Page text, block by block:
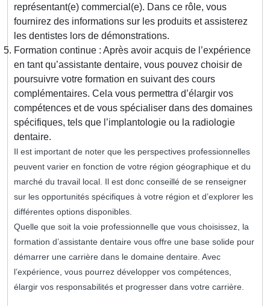
représentant(e) commercial(e). Dans ce rôle, vous
fournirez des informations sur les produits et assisterez
les dentistes lors de démonstrations.
Formation continue : Après avoir acquis de l’expérience
en tant qu’assistante dentaire, vous pouvez choisir de
poursuivre votre formation en suivant des cours
complémentaires. Cela vous permettra d’élargir vos
compétences et de vous spécialiser dans des domaines
spécifiques, tels que l’implantologie ou la radiologie
dentaire.
Il est important de noter que les perspectives professionnelles
peuvent varier en fonction de votre région géographique et du
marché du travail local. Il est donc conseillé de se renseigner
sur les opportunités spécifiques à votre région et d’explorer les
différentes options disponibles.
Quelle que soit la voie professionnelle que vous choisissez, la
formation d’assistante dentaire vous offre une base solide pour
démarrer une carrière dans le domaine dentaire. Avec
l’expérience, vous pourrez développer vos compétences,
élargir vos responsabilités et progresser dans votre carrière.